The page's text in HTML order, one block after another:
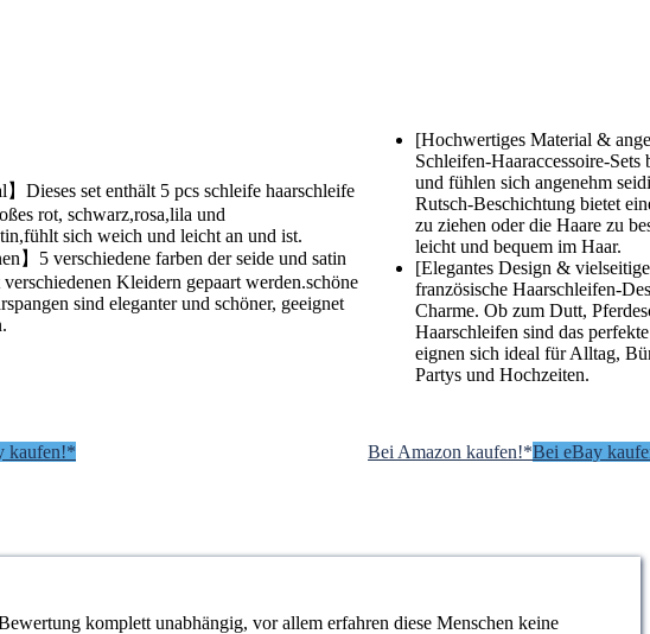
】Dieses set enthält 5 pcs schleife haarschleife
rot, schwarz,rosa,lila und
sich weich und leicht an und ist.
】5 verschiedene farben der seide und satin
Kleidern gepaart werden.schöne
sind eleganter und schöner, geeignet
[Hochwertiges Material &
Schleifen-Haaraccessoire-Sets
und fühlen sich angenehm
Rutsch-Beschichtung bietet
zu ziehen oder die Haare zu
leicht und bequem im Haar.
[Elegantes Design &
französische Haarschleifen-
Charme. Ob zum Dutt,
Haarschleifen sind das
eignen sich ideal für Alltag,
Partys und Hochzeiten.
kaufen!* Bei Amazon kaufen!*Bei eBay
komplett unabhängig, vor allem erfahren diese Menschen keine